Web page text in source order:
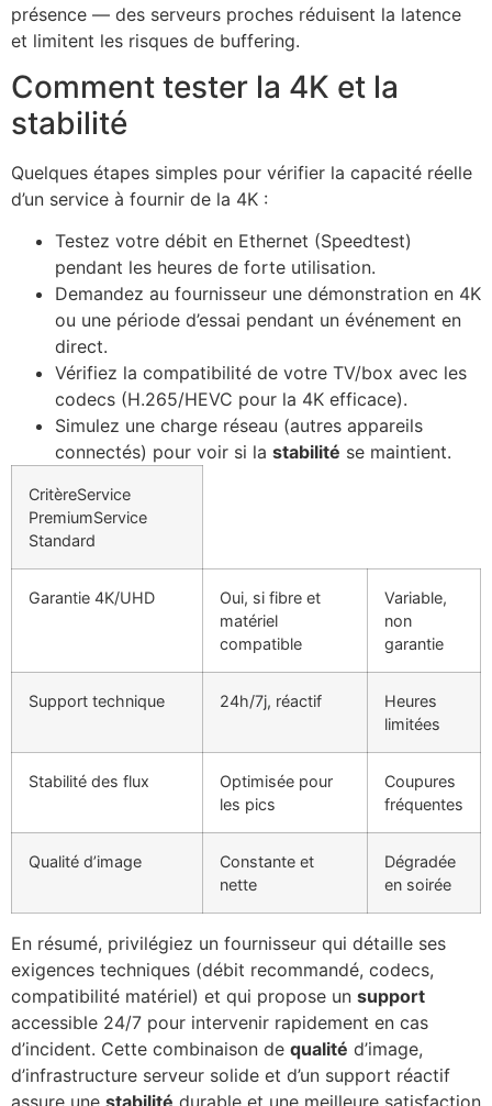
présence — des serveurs proches réduisent la latence
et limitent les risques de buffering.
Comment tester la 4K et la
stabilité
Quelques étapes simples pour vérifier la capacité réelle
d’un service à fournir de la 4K :
Testez votre débit en Ethernet (Speedtest)
pendant les heures de forte utilisation.
Demandez au fournisseur une démonstration en 4K
ou une période d’essai pendant un événement en
direct.
Vérifiez la compatibilité de votre TV/box avec les
codecs (H.265/HEVC pour la 4K efficace).
Simulez une charge réseau (autres appareils
connectés) pour voir si la stabilité se maintient.
CritèreService
PremiumService
Standard
Garantie 4K/UHD
Oui, si fibre et
matériel
compatible
Variable,
non
garantie
Support technique 24h/7j, réactif
Heures
limitées
Stabilité des flux
Optimisée pour
les pics
Coupures
fréquentes
Qualité d’image
Constante et
nette
Dégradée
en soirée
En résumé, privilégiez un fournisseur qui détaille ses
exigences techniques (débit recommandé, codecs,
compatibilité matériel) et qui propose un support
accessible 24/7 pour intervenir rapidement en cas
d’incident. Cette combinaison de qualité d’image,
d’infrastructure serveur solide et d’un support réactif